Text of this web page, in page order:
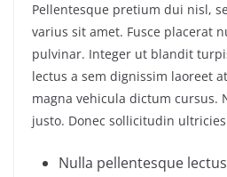
Pellentesque pretium dui nisl,
varius sit amet. Fusce placerat
pulvinar. Integer ut blandit
lectus a sem dignissim laoreet
magna vehicula dictum cursus.
justo. Donec sollicitudin
Nulla pellentesque